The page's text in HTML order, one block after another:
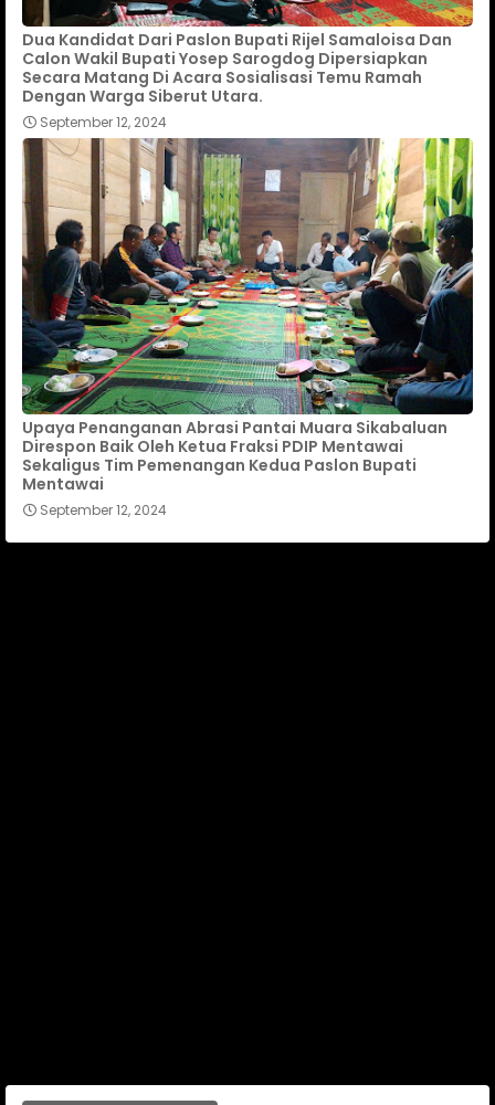
Dua Kandidat Dari Paslon Bupati Rijel Samaloisa Dan
Calon Wakil Bupati Yosep Sarogdog Dipersiapkan
Secara Matang Di Acara Sosialisasi Temu Ramah
Dengan Warga Siberut Utara.
September 12, 2024
Upaya Penanganan Abrasi Pantai Muara Sikabaluan
Direspon Baik Oleh Ketua Fraksi PDIP Mentawai
Sekaligus Tim Pemenangan Kedua Paslon Bupati
Mentawai
September 12, 2024